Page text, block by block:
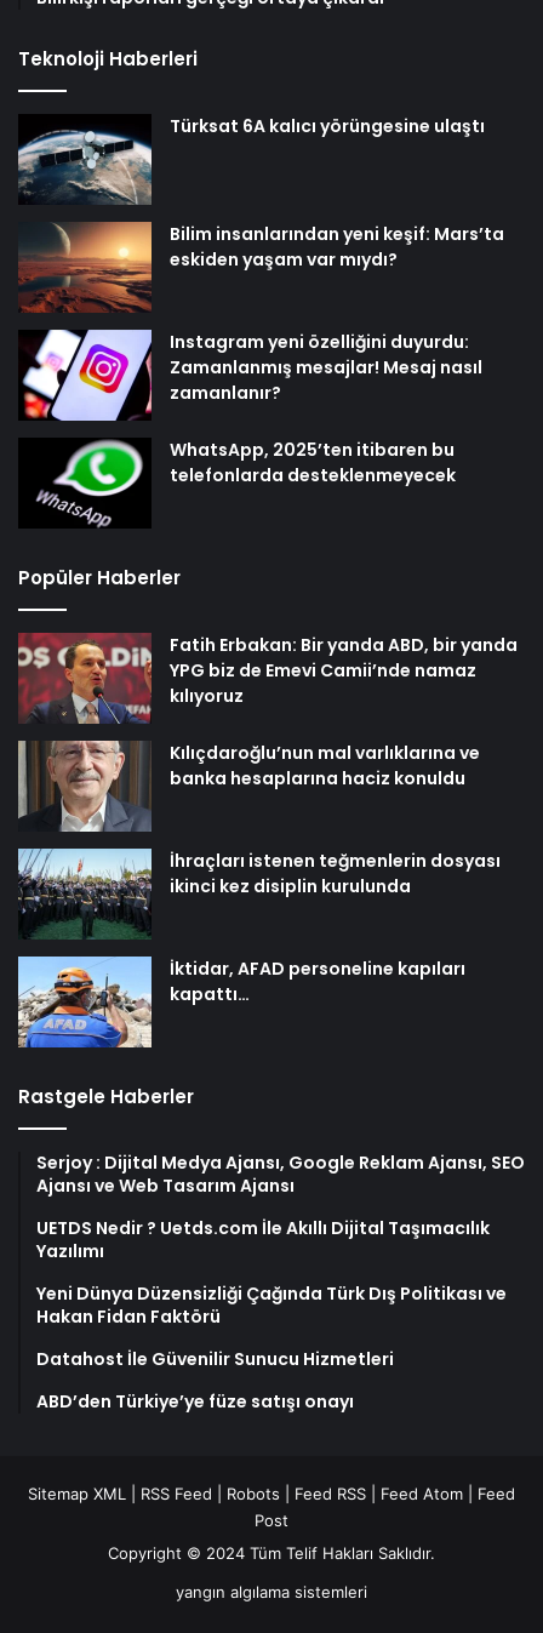
Teknoloji Haberleri
Türksat 6A kalıcı yörüngesine ulaştı
Bilim insanlarından yeni keşif: Mars’ta
eskiden yaşam var mıydı?
Instagram yeni özelliğini duyurdu:
Zamanlanmış mesajlar! Mesaj nasıl
zamanlanır?
WhatsApp, 2025’ten itibaren bu
telefonlarda desteklenmeyecek
Popüler Haberler
Fatih Erbakan: Bir yanda ABD, bir yanda
YPG biz de Emevi Camii’nde namaz
kılıyoruz
Kılıçdaroğlu’nun mal varlıklarına ve
banka hesaplarına haciz konuldu
İhraçları istenen teğmenlerin dosyası
ikinci kez disiplin kurulunda
İktidar, AFAD personeline kapıları
kapattı…
Rastgele Haberler
Serjoy : Dijital Medya Ajansı, Google Reklam Ajansı, SEO
Ajansı ve Web Tasarım Ajansı
UETDS Nedir ? Uetds.com İle Akıllı Dijital Taşımacılık
Yazılımı
Yeni Dünya Düzensizliği Çağında Türk Dış Politikası ve
Hakan Fidan Faktörü
Datahost İle Güvenilir Sunucu Hizmetleri
ABD’den Türkiye’ye füze satışı onayı
Sitemap XML RSS Feed Robots Feed RSS Feed Atom
Feed
Post
Copyright © 2024 Tüm Telif Hakları Saklıdır.
yangın algılama sistemleri